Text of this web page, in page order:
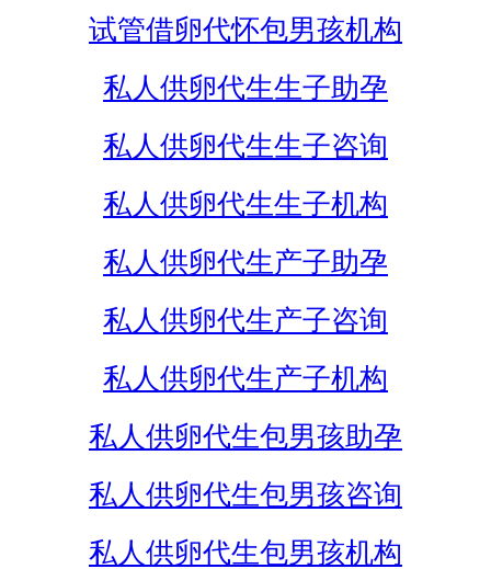
试管借卵代怀包男孩机构
私人供卵代生生子助孕
私人供卵代生生子咨询
私人供卵代生生子机构
私人供卵代生产子助孕
私人供卵代生产子咨询
私人供卵代生产子机构
私人供卵代生包男孩助孕
私人供卵代生包男孩咨询
私人供卵代生包男孩机构